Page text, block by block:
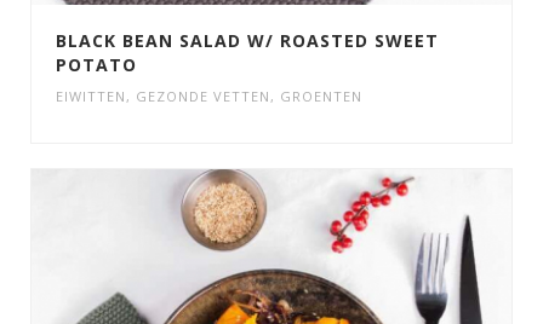
BLACK BEAN SALAD W/ ROASTED SWEET
POTATO
EIWITTEN , GEZONDE VETTEN , GROENTEN